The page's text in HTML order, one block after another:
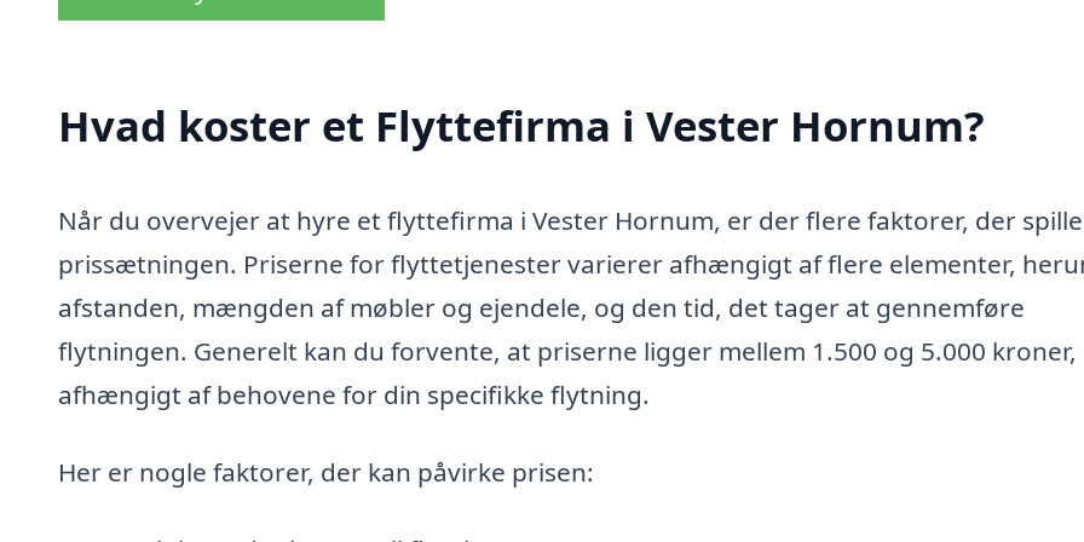
Hvad koster et Flyttefirma i Vester Hornum?
Når du overvejer at hyre et flyttefirma i Vester Hornum, er der flere faktorer, der
prissætningen. Priserne for flyttetjenester varierer afhængigt af flere elementer,
afstanden, mængden af møbler og ejendele, og den tid, det tager at gennemføre
flytningen. Generelt kan du forvente, at priserne ligger mellem 1.500 og 5.000 kroner,
afhængigt af behovene for din specifikke flytning.
Her er nogle faktorer, der kan påvirke prisen: